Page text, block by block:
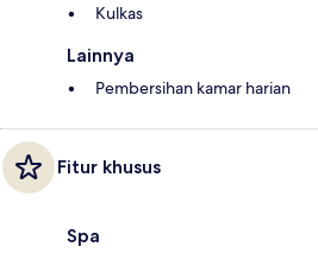
Kulkas
Lainnya
Pembersihan kamar harian
Fitur khusus
Spa